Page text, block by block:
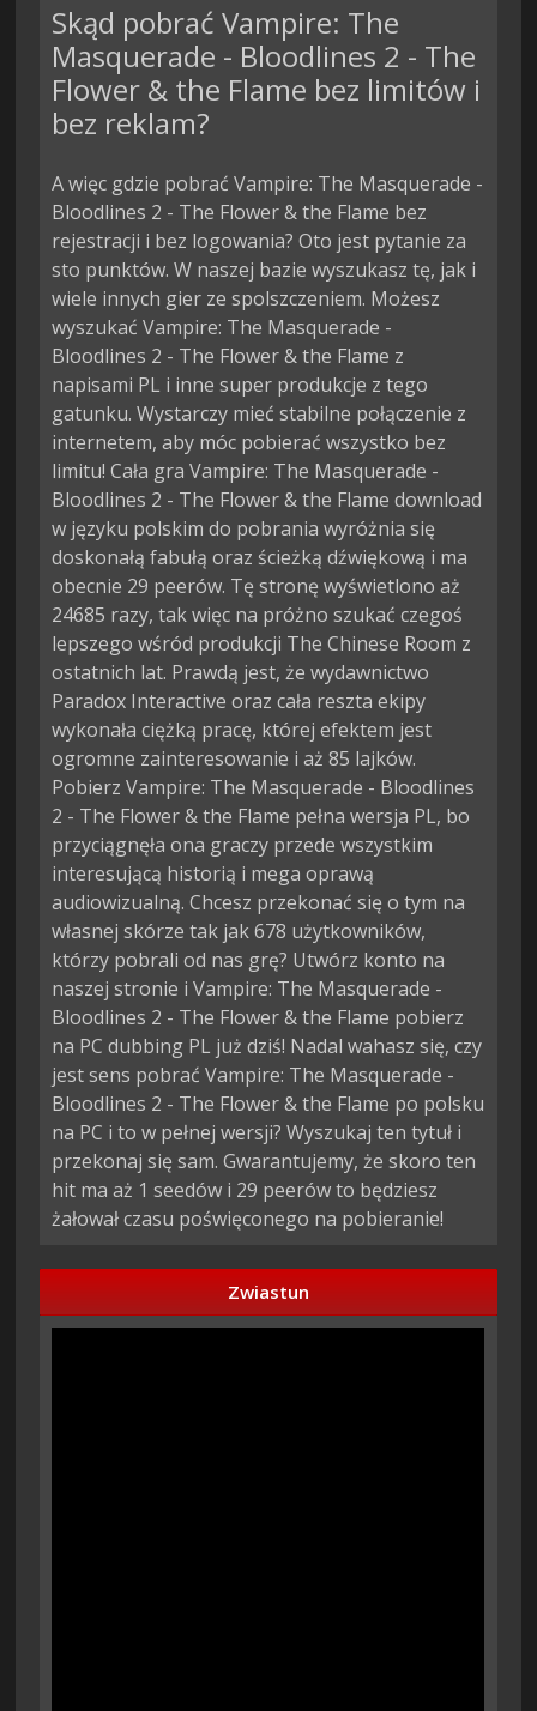
Skąd pobrać Vampire: The
Masquerade - Bloodlines 2 - The
Flower & the Flame bez limitów i
bez reklam?
A więc gdzie pobrać Vampire: The Masquerade -
Bloodlines 2 - The Flower & the Flame bez
rejestracji i bez logowania? Oto jest pytanie za
sto punktów. W naszej bazie wyszukasz tę, jak i
wiele innych gier ze spolszczeniem. Możesz
wyszukać Vampire: The Masquerade -
Bloodlines 2 - The Flower & the Flame z
napisami PL i inne super produkcje z tego
gatunku. Wystarczy mieć stabilne połączenie z
internetem, aby móc pobierać wszystko bez
limitu! Cała gra Vampire: The Masquerade -
Bloodlines 2 - The Flower & the Flame download
w języku polskim do pobrania wyróżnia się
doskonałą fabułą oraz ścieżką dźwiękową i ma
obecnie 29 peerów. Tę stronę wyświetlono aż
24685 razy, tak więc na próżno szukać czegoś
lepszego wśród produkcji The Chinese Room z
ostatnich lat. Prawdą jest, że wydawnictwo
Paradox Interactive oraz cała reszta ekipy
wykonała ciężką pracę, której efektem jest
ogromne zainteresowanie i aż 85 lajków.
Pobierz Vampire: The Masquerade - Bloodlines
2 - The Flower & the Flame pełna wersja PL, bo
przyciągnęła ona graczy przede wszystkim
interesującą historią i mega oprawą
audiowizualną. Chcesz przekonać się o tym na
własnej skórze tak jak 678 użytkowników,
którzy pobrali od nas grę? Utwórz konto na
naszej stronie i Vampire: The Masquerade -
Bloodlines 2 - The Flower & the Flame pobierz
na PC dubbing PL już dziś! Nadal wahasz się, czy
jest sens pobrać Vampire: The Masquerade -
Bloodlines 2 - The Flower & the Flame po polsku
na PC i to w pełnej wersji? Wyszukaj ten tytuł i
przekonaj się sam. Gwarantujemy, że skoro ten
hit ma aż 1 seedów i 29 peerów to będziesz
żałował czasu poświęconego na pobieranie!
Zwiastun